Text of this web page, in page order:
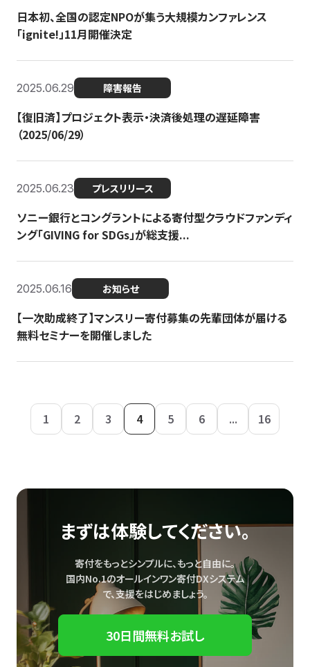
日本初、全国の認定NPOが集う大規模カンファレンス
「ignite!」11月開催決定
2025.06.29 障害報告
【復旧済】プロジェクト表示・決済後処理の遅延障害
（2025/06/29）
2025.06.23 プレスリリース
ソニー銀行とコングラントによる寄付型クラウドファンディ
ング「GIVING for SDGs」が総支援...
2025.06.16 お知らせ
【一次助成終了】マンスリー寄付募集の先輩団体が届ける
無料セミナーを開催しました
1 2 3 4 5 6 ... 16
まずは体験してください。
寄付をもっとシンプルに、もっと自由に。
国内No.1のオールインワン寄付DXシステム
で、支援をはじめましょう。
30日間無料お試し